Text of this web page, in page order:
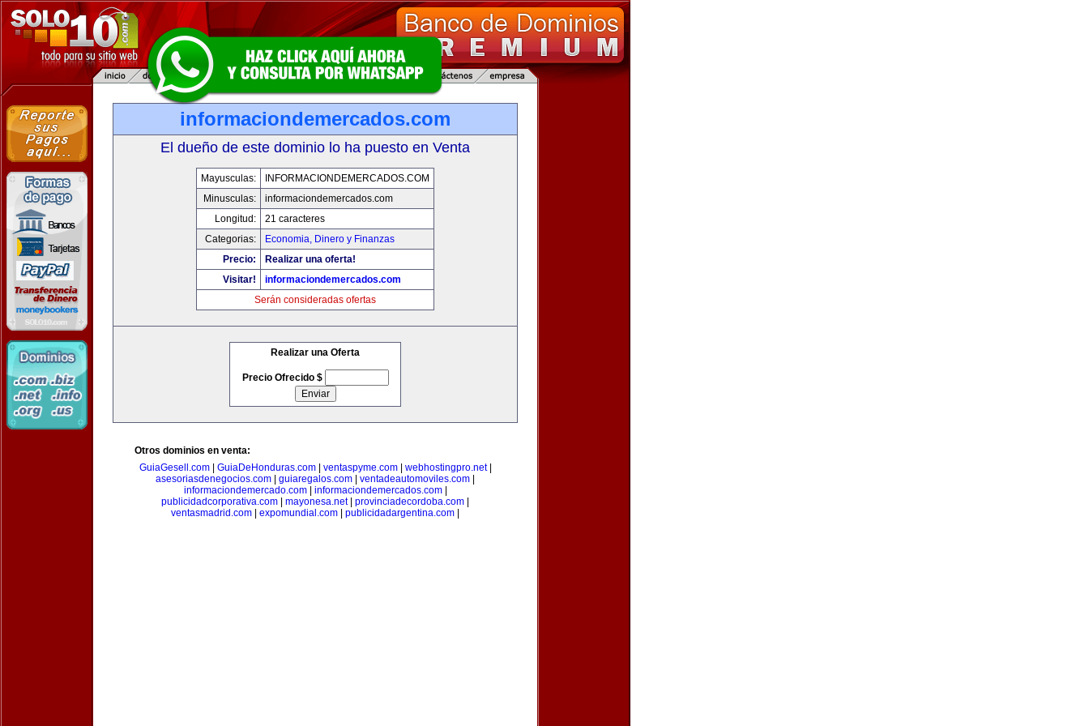
informaciondemercados.com
El dueño de este dominio lo ha puesto en Venta
Mayusculas:
INFORMACIONDEMERCADOS.COM
Minusculas:
informaciondemercados.com
Longitud:
21 caracteres
Categorias:
Economia, Dinero y Finanzas
Precio:
Realizar una oferta!
Visitar!
informaciondemercados.com
Serán consideradas ofertas
Realizar una Oferta
Precio Ofrecido $
Otros dominios en venta:
GuiaGesell.com| GuiaDeHonduras.com| ventaspyme.com| webhostingpro.net|
asesoriasdenegocios.com
guiaregalos.com ventadeautomoviles.com
informaciondemercado.com| informaciondemercados.com|
publicidadcorporativa.com
mayonesa.net| provinciadecordoba.com
ventasmadrid.com
expomundial.com publicidadargentina.com